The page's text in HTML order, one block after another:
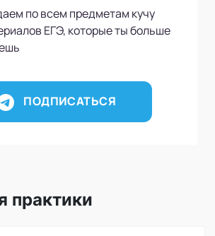
по всем предметам кучу
ЕГЭ, которые ты больше
ПОДПИСАТЬСЯ
практики